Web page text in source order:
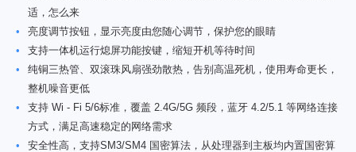
适，怎么来
•
亮度调节按钮，显示亮度由您随心调节，保护您的眼睛
•
支持一体机运行熄屏功能按键，缩短开机等待时间
•
纯铜三热管、双滚珠风扇强劲散热，告别高温死机，使用寿命更长，
整机噪音更低
•
支持 Wi - Fi 5/6标准，覆盖 2.4G/5G 频段，蓝牙 4.2/5.1 等网络连接
方式，满足高速稳定的网络需求
•
安全性高，支持SM3/SM4 国密算法，从处理器到主板均内置国密算